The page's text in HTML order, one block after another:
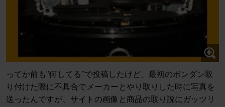
ってか前も"何してる"で投稿したけど、最初のボンダン取
り付けた際に不具合でメーカーとやり取りした時に写真を
送ったんですが、サイトの画像と商品の取り説にガッツリ